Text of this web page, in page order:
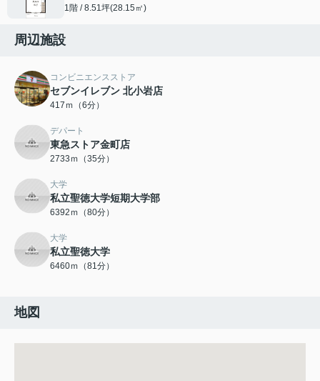
1階 / 8.51坪(28.15㎡)
周辺施設
コンビニエンスストア
セブンイレブン 北小岩店
417ｍ（6分）
デパート
東急ストア金町店
2733ｍ（35分）
大学
私立聖徳大学短期大学部
6392ｍ（80分）
大学
私立聖徳大学
6460ｍ（81分）
地図